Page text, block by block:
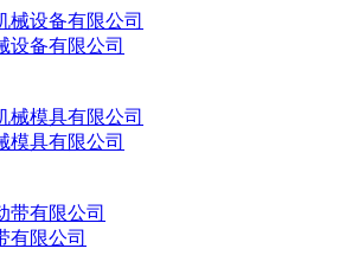
设备有限公司
模具有限公司
有限公司